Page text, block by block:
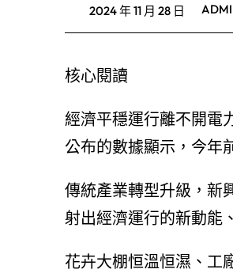
2024 年 11 月 28 日
核心閱讀
經濟平穩運行離不開電
公布的數據顯示，今年
傳統產業轉型升級，新
射出經濟運行的新動能
花卉大棚恒溫恒濕、工